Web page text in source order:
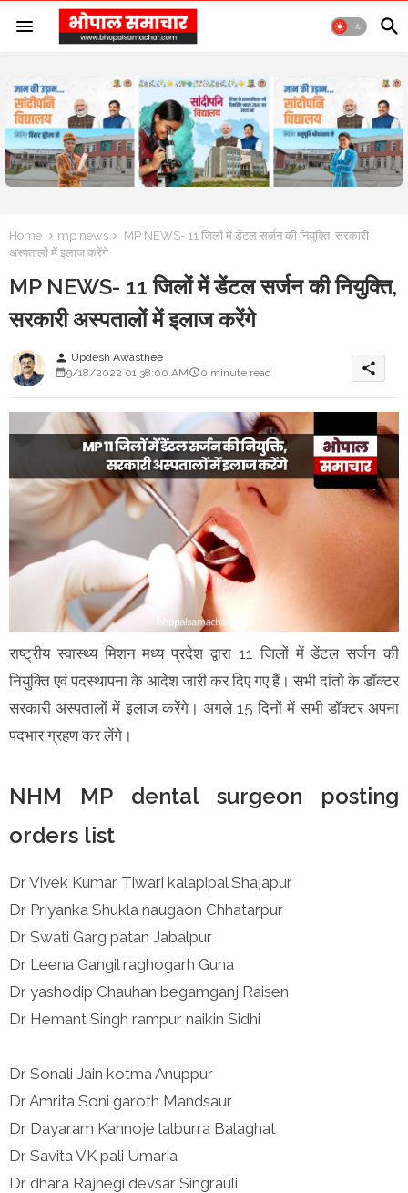
Home mp news
MP NEWS- 11 जिलों में डेंटल सर्जन की नियुक्ति, सरकारी
अस्पतालों में इलाज करेंगे
MP NEWS- 11 जिलों में डेंटल सर्जन की नियुक्ति,
सरकारी अस्पतालों में इलाज करेंगे
person Updesh Awasthee
9/18/2022 01:38:00 AM
0 minute read share
राष्ट्रीय स्वास्थ्य मिशन मध्य प्रदेश द्वारा 11 जिलों में डेंटल सर्जन की
नियुक्ति एवं पदस्थापना के आदेश जारी कर दिए गए हैं। सभी दांतो के डॉक्टर
सरकारी अस्पतालों में इलाज करेंगे। अगले 15 दिनों में सभी डॉक्टर अपना
पदभार ग्रहण कर लेंगे।
NHM MP dental surgeon posting
orders list
Dr Vivek Kumar Tiwari kalapipal Shajapur
Dr Priyanka Shukla naugaon Chhatarpur
Dr Swati Garg patan Jabalpur
Dr Leena Gangil raghogarh Guna
Dr yashodip Chauhan begamganj Raisen
Dr Hemant Singh rampur naikin Sidhi
Dr Sonali Jain kotma Anuppur
Dr Amrita Soni garoth Mandsaur
Dr Dayaram Kannoje lalburra Balaghat
Dr Savita VK pali Umaria
Dr dhara Rajnegi devsar Singrauli